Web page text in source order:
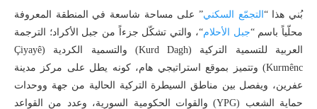
بُني هذا “التجمّع السكني” على مساحة شاسعة في المنطقة المعروفة
محلّياً باسم “جبل الأحلام“، والتي تشكّل جزءاً من جبل الأكراد؛ الترجمة
العربية للتسمية التركية (Kurd Dagh) والتسمية الكردية (Çiyayê
Kurmênc) وتتميز بموقع استراتيجي هام، كونه يطل على مركز مدينة
عفرين، ويفصل بين مناطق السيطرة التركية الحالية من جهة ووحدات
حماية الشعب (YPG) والقوات الحكومية السورية، وعدد من القواعد